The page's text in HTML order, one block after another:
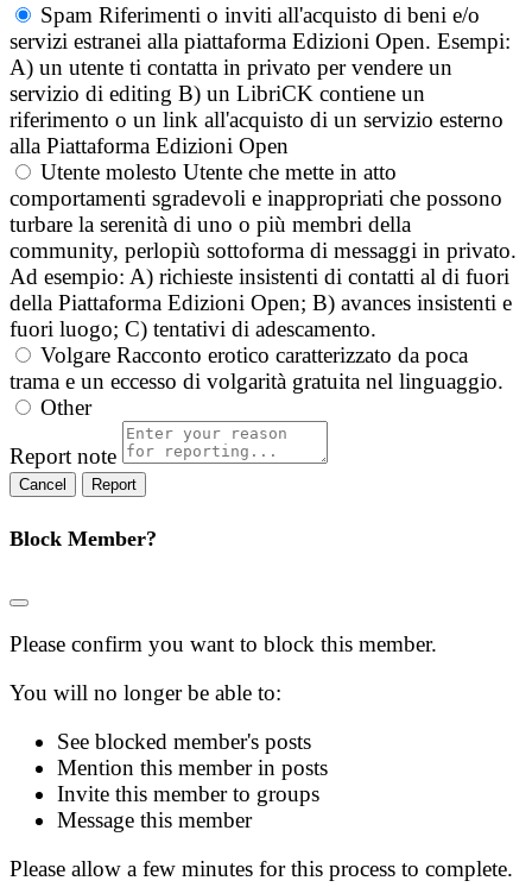
Spam Riferimenti o inviti all'acquisto di beni e/o
servizi estranei alla piattaforma Edizioni Open. Esempi:
A) un utente ti contatta in privato per vendere un
servizio di editing B) un LibriCK contiene un
riferimento o un link all'acquisto di un servizio esterno
alla Piattaforma Edizioni Open
Utente molesto Utente che mette in atto
comportamenti sgradevoli e inappropriati che possono
turbare la serenità di uno o più membri della
community, perlopiù sottoforma di messaggi in privato.
Ad esempio: A) richieste insistenti di contatti al di fuori
della Piattaforma Edizioni Open; B) avances insistenti e
fuori luogo; C) tentativi di adescamento.
Volgare Racconto erotico caratterizzato da poca
trama e un eccesso di volgarità gratuita nel linguaggio.
Other
Report note
Report
Block Member?
Please confirm you want to block this member.
You will no longer be able to:
See blocked member's posts
Mention this member in posts
Invite this member to groups
Message this member
Please allow a few minutes for this process to complete.